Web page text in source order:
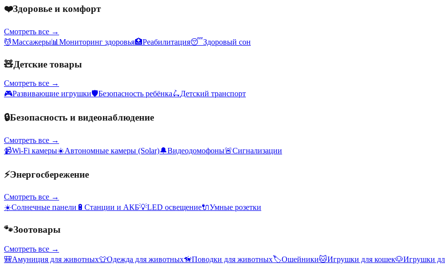
❤️Здоровье и комфорт
Смотреть все →
💆Массажеры📊 Мониторинг здоровья🏥Реабилитация😴Здоровый сон
🧸Детские товары
Смотреть все →
🎮Развивающие игрушки🛡️Безопасность ребёнка🛴Детский транспорт
🔒Безопасность и видеонаблюдение
Смотреть все →
📹Wi-Fi камеры☀️Автономные камеры (Solar)🔔Видеодомофоны🚨Сигнализации
⚡Энергосбережение
Смотреть все →
☀️Солнечные панели 🔋 Станции и АКБ💡LED освещение🔌Умные розетки
🐾Зоотовары
Смотреть все →
🎒Амуниция для животных👕Одежда для животных🦮Поводки для животных🏷️Ошейники🐱Игрушки для кошек🐶Игрушки